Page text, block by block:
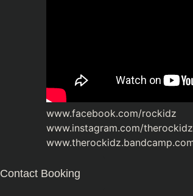
www.facebook.com/rockidz
www.instagram.com/therockidz
Contact Booking